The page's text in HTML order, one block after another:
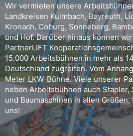
Wir vermieten unsere
Landkreisen Kulmbach, Bayreuth,
Kronach, Coburg, Sonneberg,
und Hof. Darüber hinaus können
PartnerLIFT
15.000 Arbeitsbühnen in mehr als
Deutschland zugreifen. Vom
Meter LKW-Bühne. Viele unserer
neben Arbeitsbühnen auch
und Baumaschinen in allen
uns!